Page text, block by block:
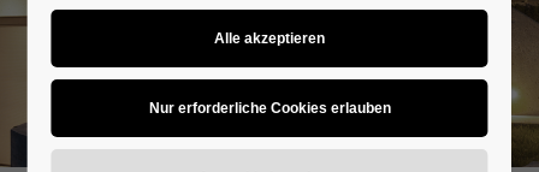
Support